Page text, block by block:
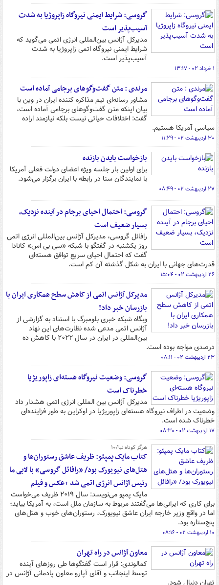
گروسی: شرایط ایمنی نیروگاه زاپروژیا به شدت
آسیب‌پذیر است
مدیرکل آژانس بین‌المللی انرژی اتمی می‌گوید که
شرایط ایمنی نیروگاه اتمی زاپروژیا به شدت
آسیب‌پذیر است.
۱ خرداد ۰۲ - ۱۳:۱۷
مرندی : متن گفت‌وگوهای برجامی آماده است
مشاور رسانه‌ای تیم مذاکره کننده ایران در وین با
بیان اینکه متن گفت‌وگوهای برجامی آماده است،
گفت: اختلافات حیاتی نیست بلکه نیازمند اراده
سیاسی آمریکا هستیم.
۳۰ اردیبهشت ۰۲ - ۱۱:۲۹
بازخواست بایدن بازنده
برای اولین بار جلسه ویژه اعضای دولت فعلی آمریکا
با نمایندگان سنا در رابطه با ایران برگزار می‌شود.
۲۷ اردیبهشت ۰۲ - ۰۸:۴۹
گروسی: احتمال احیای برجام در آینده نزدیک،
بسیار ضعیف است
رافائل گروسی، مدیرکل آژانس بین‌المللی انرژی اتمی
روز یکشنبه در گفتگو با شبکه «سی بی اس» کانادا
گفت که احتمال احیای سریع توافق هسته‌ای
قدرت‌های جهانی با ایران به شکل گذشته آن کم است.
۲۶ اردیبهشت ۰۲ - ۱۵:۰۴
مدیرکل آژانس اتمی از کاهش سطح همکاری ایران با
بازرسان خبر داد!
وبگاه شبکه خبری بلومبرگ با استناد به گزارشی از
آژانس اتمی مدعی شده نظارت‌های این نهاد
بین‌المللی در ایران در سال ۲۰۲۲ با کاهش ده
درصدی مواجه بوده است.
۲۳ اردیبهشت ۰۲ - ۰۸:۱۱
گروسی: وضعیت نیروگاه هسته‌ای زاپوریژیا
خطرناک است
مدیرکل آژانس بین المللی انرژی اتمی هشدار داد
وضعیت در اطراف نیروگاه هسته‌ای زاپوریژیا در اوکراین به طور فزاینده‌ای
خطرناک شده است.
۱۷ اردیبهشت ۰۲ - ۰۸:۳۰
هرگز کوتاه نیا/۱۰
کتاب مایک پمپئو: ظریف عاشق رستوران‌ها و
هتل‌های نیویورک بود/ «رافائل گروسی» با لابی ما
رئیس آژانس انرژی اتمی شد +عکس و فیلم
مایک پمپو می‌نویسد: سال ۲۰۱۹ ظریف می‌خواست
برای کاری که ایرانی‌ها می‌گفتند مربوط به سازمان ملل است، به آمریکا بیاید؛
اما در واقع وزیر خارجه ایران عاشق نیویورک، رستوران‌های خوب و هتل‌های
پنج‌ستاره بود.
۱۰ اردیبهشت ۰۲ - ۰۸:۱۶
معاون آژانس در راه تهران
کمالوندی: قرار است گفتگوها طی روزهای آینده
توسط اینجانب و آقای آپارو معاون پادمانی آژانس در
تهران دنبال شود.